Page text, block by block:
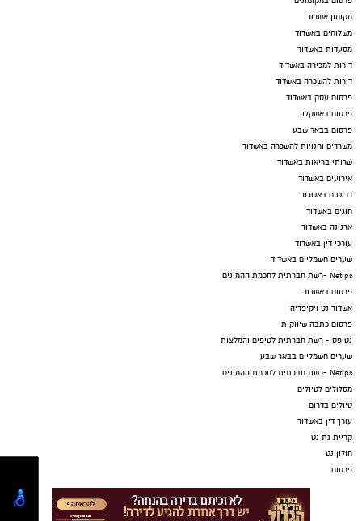
מקומון אשדוד
משלוחים באשדוד
מסעדות באשדוד
דירות למכירה באשדוד
דירות להשכרה באשדוד
פרסום עסק באשדוד
פרסום באשקלון
פרסום בבאר שבע
משרדים וחנויות להשכרה באשדוד
שרותי בריאות באשדוד
אירועים באשדוד
דרושים באשדוד
חוגים באשדוד
ארנונה באשדוד
עורכי דין באשדוד
שערים חשמליים באשדוד
Netips -רשת חברתית לחכמת ההמונים
פרסום באשדוד
אשדוד נט ויקיפדיה
פרסום כתבה שיווקית
נטיפס - רשת חברתית לטיפים והמלצות
שערים חשמליים בבאר שבע
Netips -רשת חברתית לחכמת ההמונים
מסלולים לטיולים
טיולים בדרום
עורך דין באשדוד
קריית גת נט
חולון נט
פרסום